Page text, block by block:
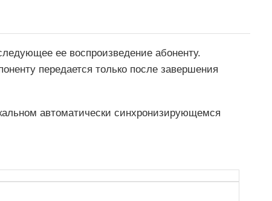
ее воспроизведение абоненту.
передается только после завершения
автоматически синхронизирующемся